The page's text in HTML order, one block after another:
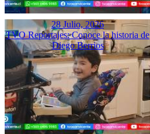
28 Julio, 2026
TVO Reportajes: Conoce la historia de
Diego Berrios